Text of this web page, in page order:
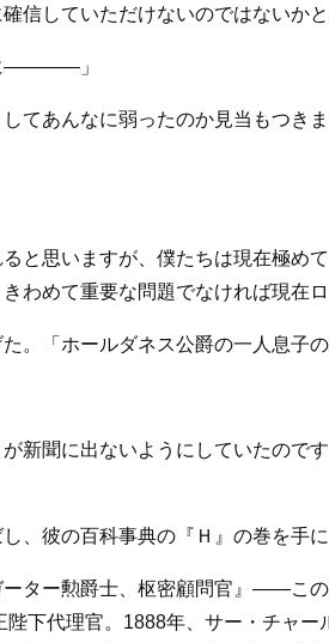
信していただけないのではないかと
に――――」
てあんなに弱ったのか見当もつ
ると思いますが、僕たちは現在極
わめて重要な問題でなければ現在
。「ホールダネス公爵の一人息子
が新聞に出ないようにしていたの
、彼の百科事典の『Ｈ』の巻を手に
ーター勲爵士、枢密顧問官』――こ
陛下代理官。1888年、サー・チャ